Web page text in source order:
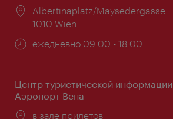
Расположение:
Albertinaplatz/Maysedergasse
1010 Wien
Часы
ежедневно 09:00 - 18:00
Центр туристической информации
Аэропорт Вена
Расположение:
в зале прилетов